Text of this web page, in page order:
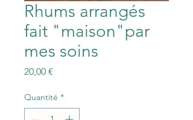
Rhums arrangés
fait "maison"par
mes soins
20,00 €
Quantité *